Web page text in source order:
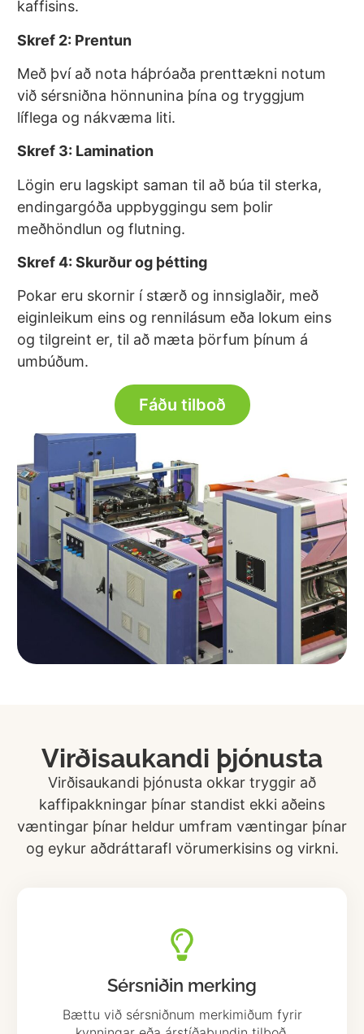
kaffisins.
Skref 2: Prentun
Með því að nota háþróaða prenttækni notum
við sérsniðna hönnunina þína og tryggjum
líflega og nákvæma liti.
Skref 3: Lamination
Lögin eru lagskipt saman til að búa til sterka,
endingargóða uppbyggingu sem þolir
meðhöndlun og flutning.
Skref 4: Skurður og þétting
Pokar eru skornir í stærð og innsiglaðir, með
eiginleikum eins og rennilásum eða lokum eins
og tilgreint er, til að mæta þörfum þínum á
umbúðum.
Fáðu tilboð
Sérsniðin merking
Bættu við sérsniðnum merkimiðum fyrir
Virðisaukandi þjónusta
Virðisaukandi þjónusta okkar tryggir að
kaffipakkningar þínar standist ekki aðeins
væntingar þínar heldur umfram væntingar þínar
og eykur aðdráttarafl vörumerkisins og virkni.